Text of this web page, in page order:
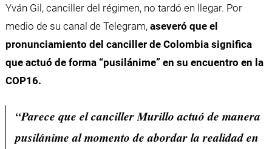
Yván Gil, canciller del régimen, no tardó en llegar. Por
medio de su canal de Telegram, aseveró que el
pronunciamiento del canciller de Colombia significa
que actuó de forma “pusilánime” en su encuentro en la
COP16.
“Parece que el canciller Murillo actuó de manera
pusilánime al momento de abordar la realidad en